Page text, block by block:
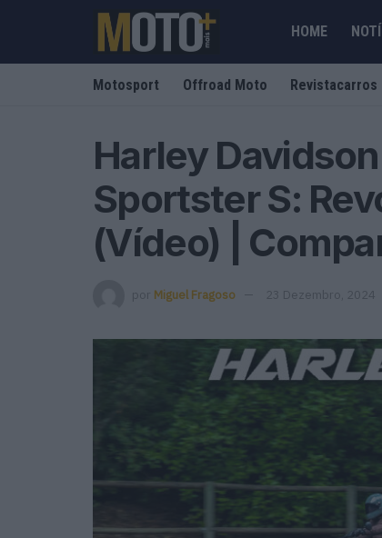
HOME
Motosport Offroad Moto Revistacarros
Harley
Sportster S:
(Vídeo) |
por Miguel Fragoso 23 Dezembro, 2024